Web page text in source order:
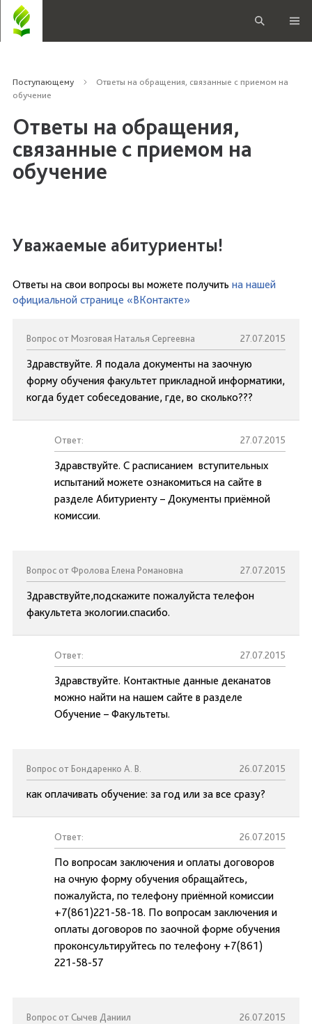
Поступающему
Ответы на обращения, связанные с приемом на
обучение
Ответы на обращения,
связанные с приемом на
обучение
Уважаемые абитуриенты!
Ответы на свои вопросы вы можете получить на нашей
официальной странице «ВКонтакте»
Вопрос от Мозговая Наталья Сергеевна 27.07.2015
Здравствуйте. Я подала документы на заочную
форму обучения факультет прикладной информатики,
когда будет собеседование, где, во сколько???
Ответ: 27.07.2015
Здравствуйте. С расписанием вступительных
испытаний можете ознакомиться на сайте в
разделе Абитуриенту – Документы приёмной
комиссии.
Вопрос от Фролова Елена Романовна 27.07.2015
Здравствуйте,подскажите пожалуйста телефон
факультета экологии.спасибо.
Ответ: 27.07.2015
Здравствуйте. Контактные данные деканатов
можно найти на нашем сайте в разделе
Обучение – Факультеты.
Вопрос от Бондаренко А. В. 26.07.2015
как оплачивать обучение: за год или за все сразу?
Ответ: 26.07.2015
По вопросам заключения и оплаты договоров
на очную форму обучения обращайтесь,
пожалуйста, по телефону приёмной комиссии
+7(861)221-58-18. По вопросам заключения и
оплаты договоров по заочной форме обучения
проконсультируйтесь по телефону +7(861)
221-58-57
Вопрос от Сычев Даниил 26.07.2015